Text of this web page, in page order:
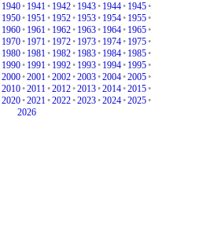
1940• 1941• 1942• 1943• 1944• 1945•
1950• 1951• 1952• 1953• 1954• 1955•
1960• 1961• 1962• 1963• 1964• 1965•
1970• 1971• 1972• 1973• 1974• 1975•
1980• 1981• 1982• 1983• 1984• 1985•
1990• 1991• 1992• 1993• 1994• 1995•
2000•2001•2002•2003•2004•2005•
2010•2011•2012•2013•2014•2015•
2020•2021•2022•2023•2024•2025•
2026